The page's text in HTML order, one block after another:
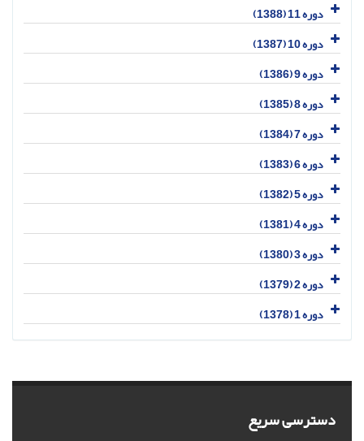
دوره 11 (1388)
دوره 10 (1387)
دوره 9 (1386)
دوره 8 (1385)
دوره 7 (1384)
دوره 6 (1383)
دوره 5 (1382)
دوره 4 (1381)
دوره 3 (1380)
دوره 2 (1379)
دوره 1 (1378)
دسترسی سریع